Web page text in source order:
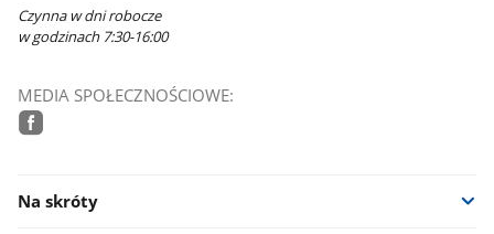
Czynna w dni robocze
w godzinach 7:30-16:00
MEDIA SPOŁECZNOŚCIOWE:
Na skróty